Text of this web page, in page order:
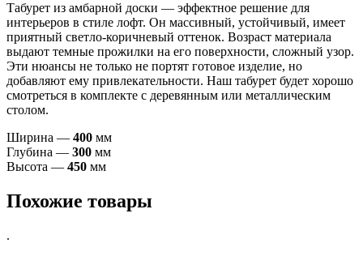
Табурет из амбарной доски — эффектное решение для
интерьеров в стиле лофт. Он массивный, устойчивый, имеет
приятный светло-коричневый оттенок. Возраст материала
выдают темные прожилки на его поверхности, сложный узор.
Эти нюансы не только не портят готовое изделие, но
добавляют ему привлекательности. Наш табурет будет хорошо
смотреться в комплекте с деревянным или металлическим
столом.
Ширина — 400 мм
Глубина — 300 мм
Высота — 450 мм
Похожие товары
.